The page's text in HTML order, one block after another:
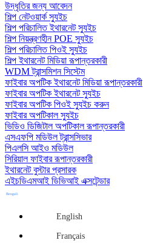
উদ্ধৃতির জন্য আবেদন
শিল্প নেটওয়ার্ক স্যুইচ
শিল্প পরিচালিত ইথারনেট স্যুইচ
শিল্প নিয়ন্ত্রণহীন POE স্যুইচ
শিল্প পরিচালিত পিওই স্যুইচ
শিল্প ইথারনেট মিডিয়া রূপান্তরকারী
WDM ট্রান্সমিশন সিস্টেম
ফাইবার অপটিক ইথারনেট মিডিয়া রূপান্তরকারী
ফাইবার অপটিক ইথারনেট স্যুইচ
ফাইবার অপটিক পিওই স্যুইচ করুন
ফাইবার অপটিকাল স্যুইচ
ভিডিও ডিজিটাল অপটিকাল রূপান্তরকারী
এসএফপি মডিউল ট্রান্সসিভার
পিএলসি আইও মডিউল
সিরিয়াল ফাইবার রূপান্তরকারী
ইথারনেট বুস্টার প্রসারক
এইচডিএমআই ডিভিআই এক্সটেন্ডার
Bengali
English
Français